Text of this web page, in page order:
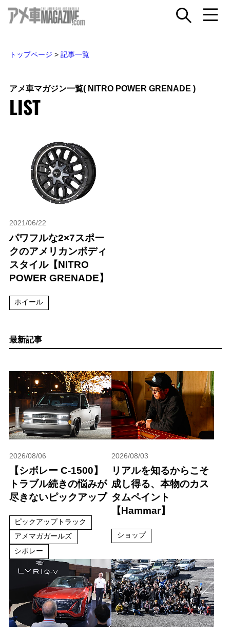
トップページ > 記事一覧
アメ車マガジン一覧( NITRO POWER GRENADE )
LIST
2021/06/22
パワフルな2×7スポー
クのアメリカンボディ
スタイル【NITRO
POWER GRENADE】
ホイール
最新記事
2026/08/06
【シボレー C-1500】
トラブル続きの悩みが
尽きないピックアップ
ピックアップトラック
アメマガガールズ
シボレー
2026/08/03
リアルを知るからこそ
成し得る、本物のカス
タムペイント
【Hammar】
ショップ